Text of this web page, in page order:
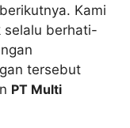
Kami
selalu berhati-
tersebut
PT Multi